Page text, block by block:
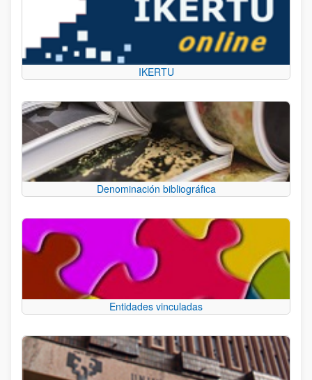
IKERTU
Denominación bibliográfica
Entidades vinculadas